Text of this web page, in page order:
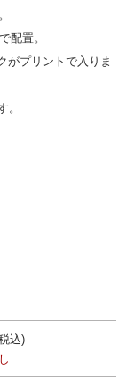
配置。
がプリントで入りま
。
込)